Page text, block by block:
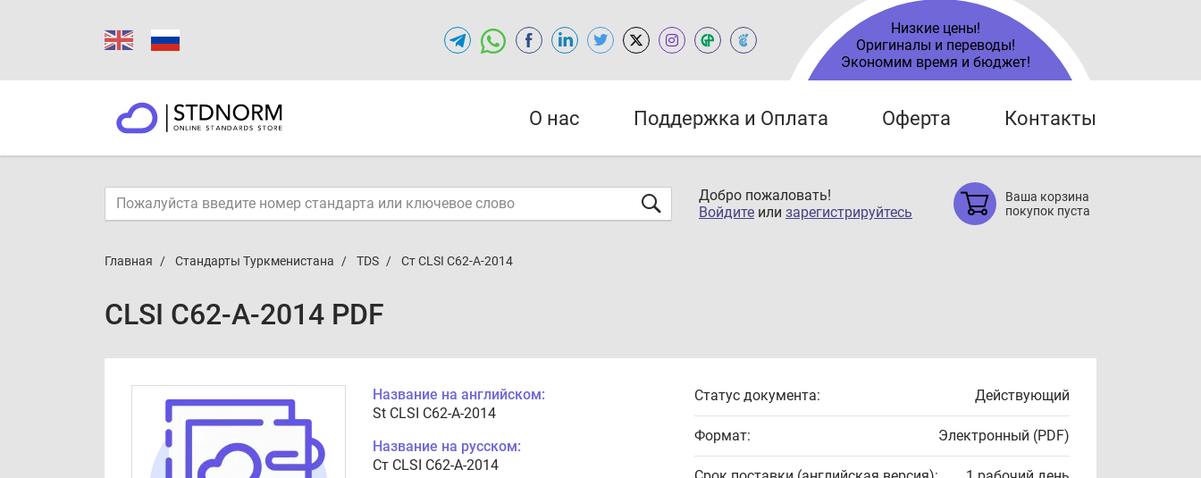
Низкие цены!
Оригиналы и переводы!
Экономим время и бюджет!
О нас Поддержка и Оплата Оферта Контакты
Добро пожаловать!
Войдите или зарегистрируйтесь
Ваша корзина
покупок пуста
Главная Стандарты Туркменистана TDS Ст CLSI C62-A-2014
CLSI C62-A-2014 PDF
Название на английском:
St CLSI C62-A-2014
Название на русском:
Ст CLSI C62-A-2014
Статус документа: Действующий
Формат: Электронный (PDF)